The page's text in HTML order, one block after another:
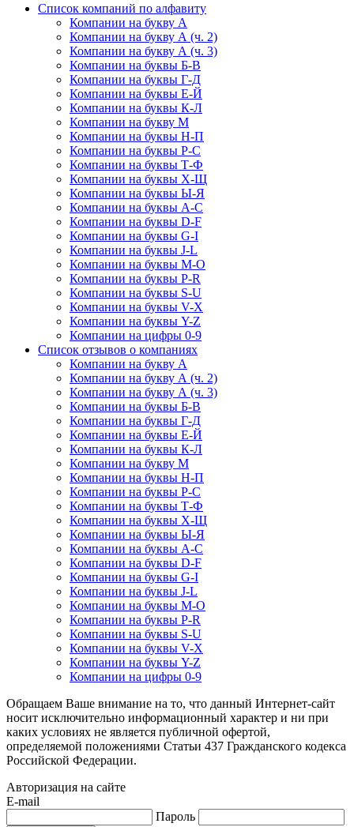
Список компаний по алфавиту
Компании на букву А
Компании на букву А (ч. 2)
Компании на букву А (ч. 3)
Компании на буквы Б-В
Компании на буквы Г-Д
Компании на буквы Е-Й
Компании на буквы К-Л
Компании на букву М
Компании на буквы Н-П
Компании на буквы Р-С
Компании на буквы Т-Ф
Компании на буквы Х-Щ
Компании на буквы Ы-Я
Компании на буквы A-C
Компании на буквы D-F
Компании на буквы G-I
Компании на буквы J-L
Компании на буквы M-O
Компании на буквы P-R
Компании на буквы S-U
Компании на буквы V-X
Компании на буквы Y-Z
Компании на цифры 0-9
Список отзывов о компаниях
Компании на букву А
Компании на букву А (ч. 2)
Компании на букву А (ч. 3)
Компании на буквы Б-В
Компании на буквы Г-Д
Компании на буквы Е-Й
Компании на буквы К-Л
Компании на букву М
Компании на буквы Н-П
Компании на буквы Р-С
Компании на буквы Т-Ф
Компании на буквы Х-Щ
Компании на буквы Ы-Я
Компании на буквы A-C
Компании на буквы D-F
Компании на буквы G-I
Компании на буквы J-L
Компании на буквы M-O
Компании на буквы P-R
Компании на буквы S-U
Компании на буквы V-X
Компании на буквы Y-Z
Компании на цифры 0-9
Обращаем Ваше внимание на то, что данный Интернет-сайт
носит исключительно информационный характер и ни при
каких условиях не является публичной офертой,
определяемой положениями Статьи 437 Гражданского кодекса
Российской Федерации.
Авторизация на сайте
E-mail
Пароль